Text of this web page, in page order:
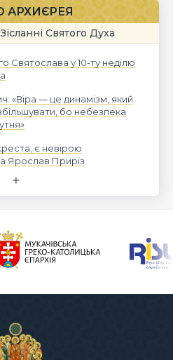
АРХИЄРЕЯ
Святого Духа
Святослава у 10-ту неділю
«Віра — це динамізм, який
бо небезпека
є невірою
Ярослав Приріз